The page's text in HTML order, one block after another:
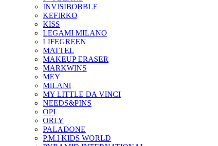
INVISIBOBBLE
KEFIRKO
KISS
LEGAMI MILANO
LIFEGREEN
MATTEL
MAKEUP ERASER
MARKWINS
MEY
MILANI
MY LITTLE DA VINCI
NEEDS&PINS
OPI
ORLY
PALADONE
P.M.I KIDS WORLD